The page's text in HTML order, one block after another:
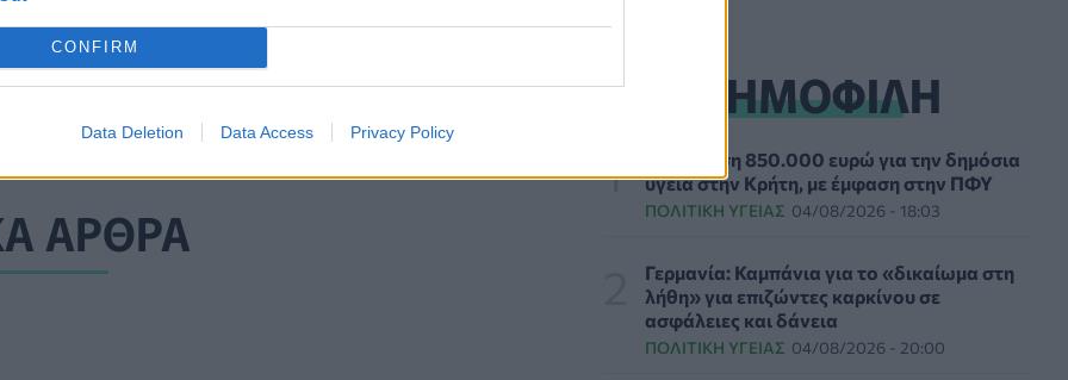
CONFIRM
Data Deletion Data Access Privacy Policy
στο μεγαλύτερο διάστημα της
πανδημίας (stats)
ΑΡΘΡΑ
Πανευρωπαϊκή έρευνα: Το 64% των Ελλήνων
κατοικιδίου του
06/08/2026 - 20:49
Επιδημία χολέρας με 239 κρούσματα και 13
νεκρούς στο Τσαντ
ΕΠΙΚΑΙΡΌΤΗΤΑ 06/08/2026 - 20:22
Πρωτοποριακή ενδομήτρια επέμβαση σε
νοσοκομείο των ΗΠΑ έσωσε έμβρυο με σπάνια
πάθηση
ΥΓΕΊΑ 06/08/2026 - 19:17
ΔΗΜΟΦΙΛΗ
Νέα δράση 850.000 ευρώ για την δημόσια
υγεία στην Κρήτη, με έμφαση στην ΠΦΥ
ΠΟΛΙΤΙΚΉ ΥΓΕΊΑΣ 04/08/2026 - 18:03
Γερμανία: Καμπάνια για το «δικαίωμα στη
λήθη» για επιζώντες καρκίνου σε
ασφάλειες και δάνεια
ΠΟΛΙΤΙΚΉ ΥΓΕΊΑΣ 04/08/2026 - 20:00